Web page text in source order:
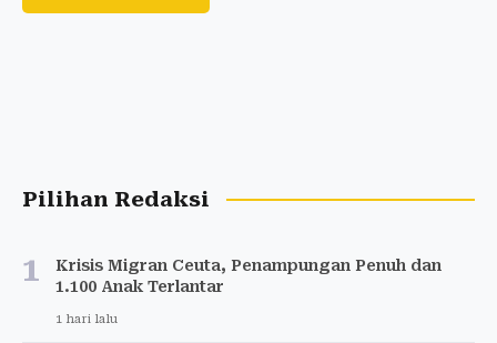
Pilihan Redaksi
1
Krisis Migran Ceuta, Penampungan Penuh dan
1.100 Anak Terlantar
1 hari lalu